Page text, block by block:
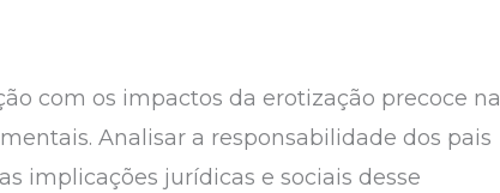
com os impactos da erotização precoce na
Analisar a responsabilidade dos pais
implicações jurídicas e sociais desse